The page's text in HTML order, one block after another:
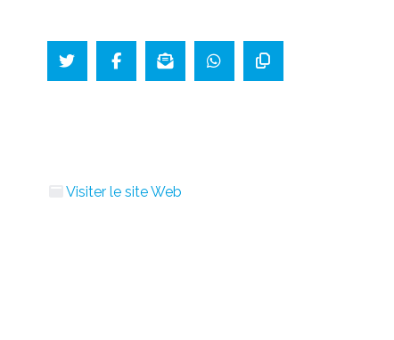
Visiter le site Web